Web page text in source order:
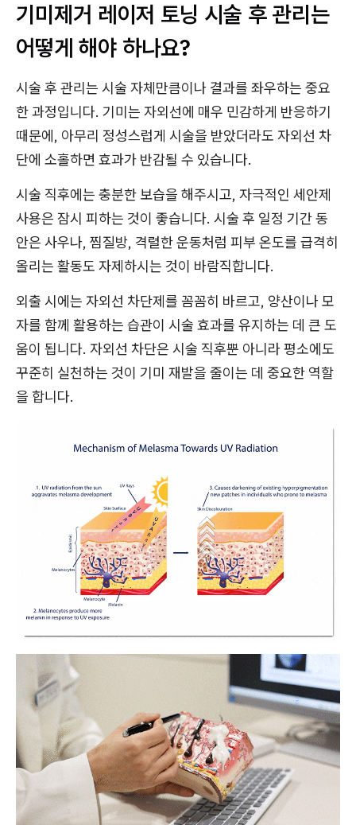
기미제거 레이저 토닝 시술 후 관리는
어떻게 해야 하나요?
시술 후 관리는 시술 자체만큼이나 결과를 좌우하는 중요
한 과정입니다. 기미는 자외선에 매우 민감하게 반응하기
때문에, 아무리 정성스럽게 시술을 받았더라도 자외선 차
단에 소홀하면 효과가 반감될 수 있습니다.
시술 직후에는 충분한 보습을 해주시고, 자극적인 세안제
사용은 잠시 피하는 것이 좋습니다. 시술 후 일정 기간 동
안은 사우나, 찜질방, 격렬한 운동처럼 피부 온도를 급격히
올리는 활동도 자제하시는 것이 바람직합니다.
외출 시에는 자외선 차단제를 꼼꼼히 바르고, 양산이나 모
자를 함께 활용하는 습관이 시술 효과를 유지하는 데 큰 도
움이 됩니다. 자외선 차단은 시술 직후뿐 아니라 평소에도
꾸준히 실천하는 것이 기미 재발을 줄이는 데 중요한 역할
을 합니다.